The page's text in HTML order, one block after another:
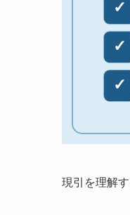
現引を理解